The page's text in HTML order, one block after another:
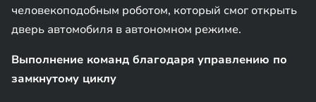
человекоподобным роботом, который смог открыть
дверь автомобиля в автономном режиме.
Выполнение команд благодаря управлению по
замкнутому циклу